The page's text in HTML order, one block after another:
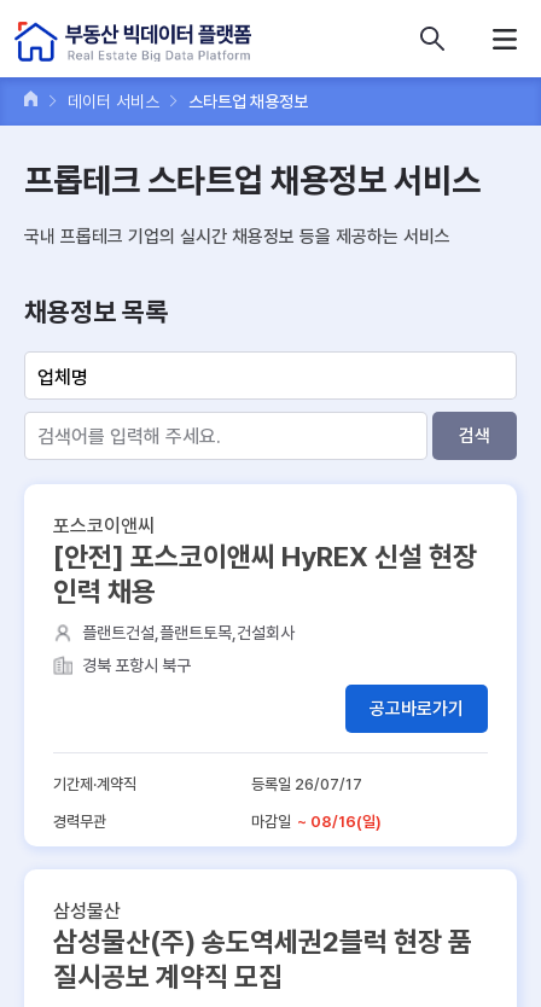
데이터 서비스 스타트업 채용정보
프롭테크 스타트업 채용정보 서비스
국내 프롭테크 기업의 실시간 채용정보 등을 제공하는 서비스
채용정보 목록
검색
포스코이앤씨
[안전] 포스코이앤씨 HyREX 신설 현장
인력 채용
플랜트건설,플랜트토목,건설회사
경북 포항시 북구
공고바로가기
기간제·계약직 등록일 26/07/17
경력무관 마감일 ~ 08/16(일)
삼성물산
삼성물산(주) 송도역세권2블럭 현장 품
질시공보 계약직 모집